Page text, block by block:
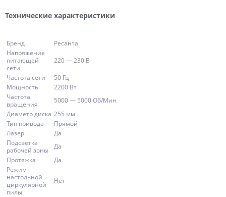
Технические характеристики
Бренд
Ресанта
Напряжение
питающей
сети
220 — 230 В
Частота сети
50 Гц
Мощность
2200 Вт
Частота
вращения
5000 — 5000 Об/Мин
Диаметр диска 255 мм
Тип привода
Прямой
Лазер
Да
Подсветка
рабочей зоны
Да
Протяжка
Да
Режим
настольной
циркулярной
пилы
Нет